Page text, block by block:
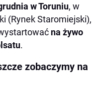
w Toruniu, w
(Rynek Staromiejski),
na żywo
.
zobaczymy na